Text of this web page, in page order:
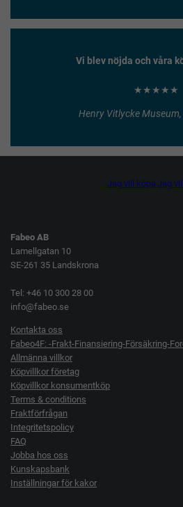
Vi blev nöjda och våra
★★★★★
Henry Vitlycke
Jag vill köpa Jag
Fabeo AB
Lamellgatan 10
SE-261 35 Landskrona
Tel: +46 10 300 28 00
info@fabeo.se
Kontakta oss
Fabeo4F: -Frakt-Finansiering-Försäkring-
Allmänna villkor
Köpvillkor företag
Köpvillkor konsumentköp
Terms & conditions
Fraktförfrågan
Integritetspolicy
FAQ
Jobba hos oss
Kunskapsbank
Inställningar för kakor